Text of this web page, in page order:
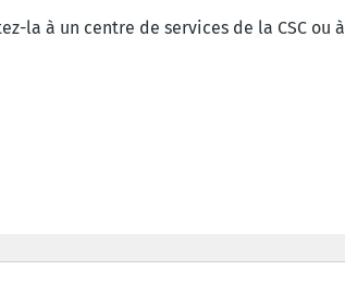
la à un centre de services de la CSC ou à